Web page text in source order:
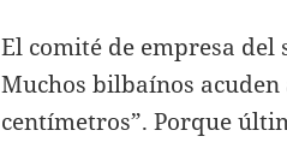
El comité de empresa
Muchos bilbaínos acuden
centímetros”. Porque